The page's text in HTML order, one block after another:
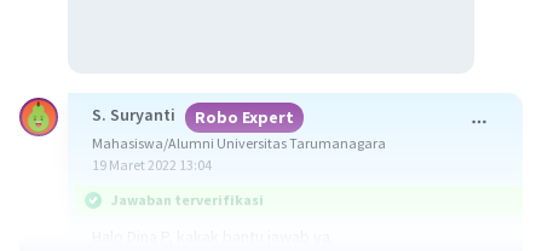
S. Suryanti Robo Expert
Mahasiswa/Alumni Universitas Tarumanagara
19 Maret 2022 13:04
Jawaban terverifikasi